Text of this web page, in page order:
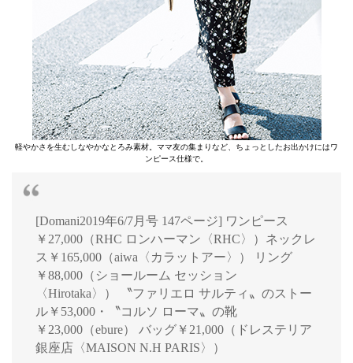
軽やかさを生むしなやかなとろみ素材。ママ友の集まりなど、ちょっとしたお出かけにはワ
ンピース仕様で。
[Domani2019年6/7月号 147ページ] ワンピース
￥27,000（RHC ロンハーマン〈RHC〉）ネックレ
ス￥165,000（aiwa〈カラットアー〉） リング
￥88,000（ショールーム セッション
〈Hirotaka〉） 〝ファリエロ サルティ〟のストー
ル￥53,000・〝コルソ ローマ〟の靴
￥23,000（ebure） バッグ￥21,000（ドレステリア
銀座店〈MAISON N.H PARIS〉）